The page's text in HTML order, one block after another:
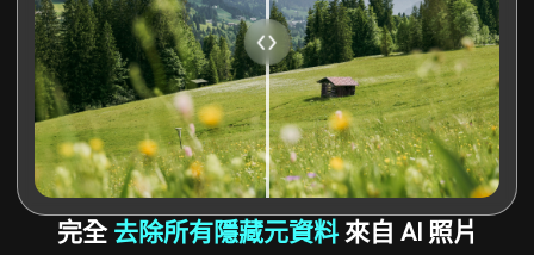
完全去除所有隱藏元資料來自 AI 照片